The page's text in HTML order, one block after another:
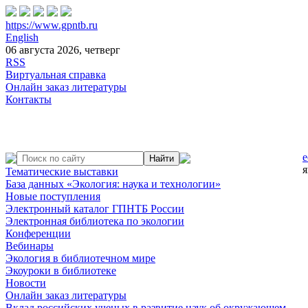
https://www.gpntb.ru
English
06 августа 2026, четверг
RSS
Виртуальная справка
Онлайн заказ литературы
Контакты
Тематические выставки
База данных «Экология: наука и технологии»
Новые поступления
Электронный каталог ГПНТБ России
Электронная библиотека по экологии
Конференции
Вебинары
Экология в библиотечном мире
Экоуроки в библиотеке
Новости
Онлайн заказ литературы